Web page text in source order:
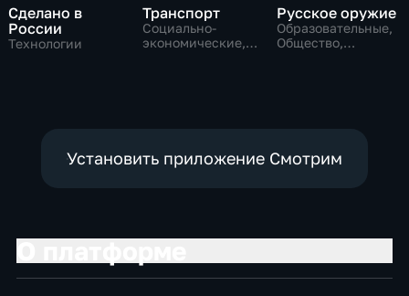
Сделано в
России
Технологии
Транспорт
Социально-
экономические,
Русское оружие
Образовательные,
Общество,
Установить приложение Смотрим